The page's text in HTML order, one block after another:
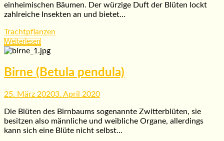
einheimischen Bäumen. Der würzige Duft der Blüten lockt
zahlreiche Insekten an und bietet…
Trachtpflanzen
Weiterlesen
Birne (Betula pendula)
25. März 20203. April 2020
Die Blüten des Birnbaums sogenannte Zwitterblüten, sie
besitzen also männliche und weibliche Organe, allerdings
kann sich eine Blüte nicht selbst…